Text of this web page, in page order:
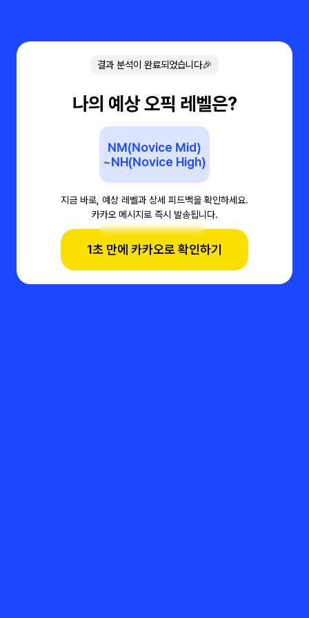
결과 분석이 완료되었습니다🎉
나의 예상 오픽 레벨은?
NM(Novice Mid)
~NH(Novice High)
지금 바로, 예상 레벨과 상세 피드백을 확인하세요.
카카오 메시지로 즉시 발송됩니다.
1초 만에 카카오로 확인하기